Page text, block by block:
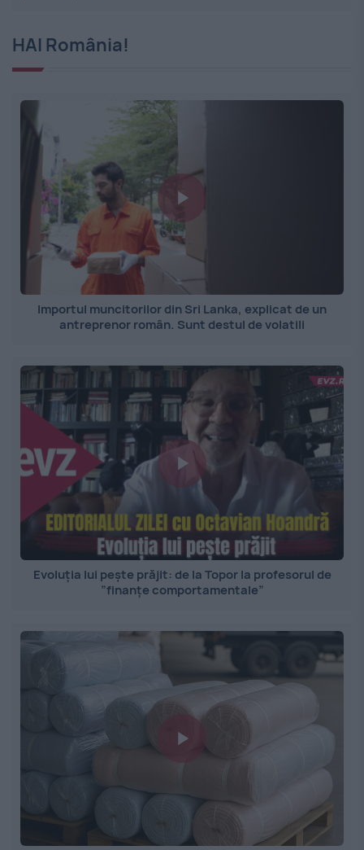
HAI România!
Importul muncitorilor din Sri Lanka, explicat de un
antreprenor român. Sunt destul de volatili
Evoluția lui pește prăjit: de la Topor la profesorul de
”finanțe comportamentale”